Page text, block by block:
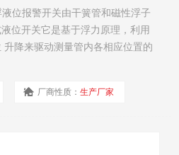
位报警开关由干簧管和磁性浮子
位开关它是基于浮力原理，利用
降来驱动测量管内各相应位置的
厂商性质：生产厂家